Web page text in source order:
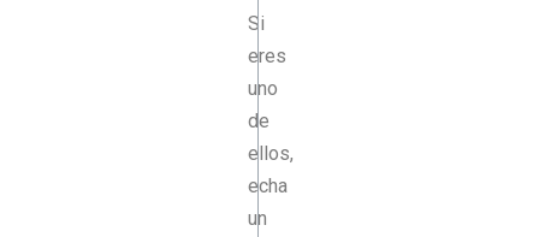
Si
eres
uno
de
ellos,
echa
un